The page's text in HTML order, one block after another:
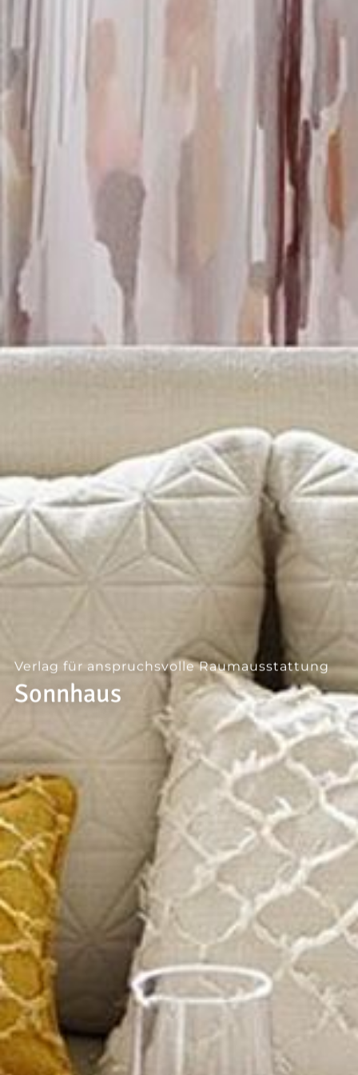
--
--
--
--
Verlag für anspruchsvolle Raumausstattung
Sonnhaus